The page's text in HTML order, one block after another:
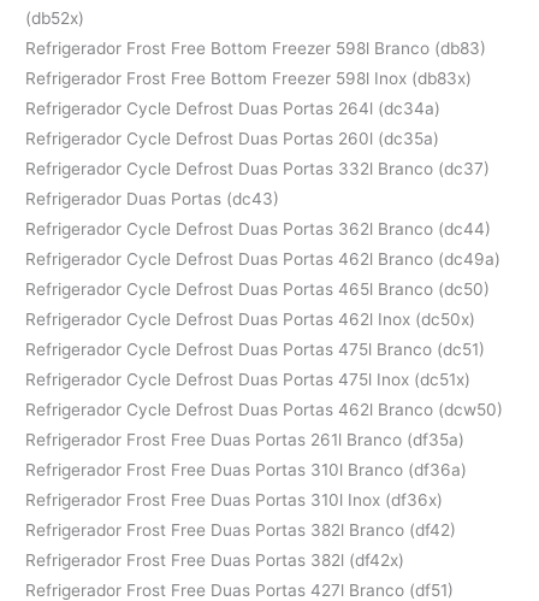
(db52x)
Refrigerador Frost Free Bottom Freezer 598l Branco (db83)
Refrigerador Frost Free Bottom Freezer 598l Inox (db83x)
Refrigerador Cycle Defrost Duas Portas 264l (dc34a)
Refrigerador Cycle Defrost Duas Portas 260l (dc35a)
Refrigerador Cycle Defrost Duas Portas 332l Branco (dc37)
Refrigerador Duas Portas (dc43)
Refrigerador Cycle Defrost Duas Portas 362l Branco (dc44)
Refrigerador Cycle Defrost Duas Portas 462l Branco (dc49a)
Refrigerador Cycle Defrost Duas Portas 465l Branco (dc50)
Refrigerador Cycle Defrost Duas Portas 462l Inox (dc50x)
Refrigerador Cycle Defrost Duas Portas 475l Branco (dc51)
Refrigerador Cycle Defrost Duas Portas 475l Inox (dc51x)
Refrigerador Cycle Defrost Duas Portas 462l Branco (dcw50)
Refrigerador Frost Free Duas Portas 261l Branco (df35a)
Refrigerador Frost Free Duas Portas 310l Branco (df36a)
Refrigerador Frost Free Duas Portas 310l Inox (df36x)
Refrigerador Frost Free Duas Portas 382l Branco (df42)
Refrigerador Frost Free Duas Portas 382l (df42x)
Refrigerador Frost Free Duas Portas 427l Branco (df51)